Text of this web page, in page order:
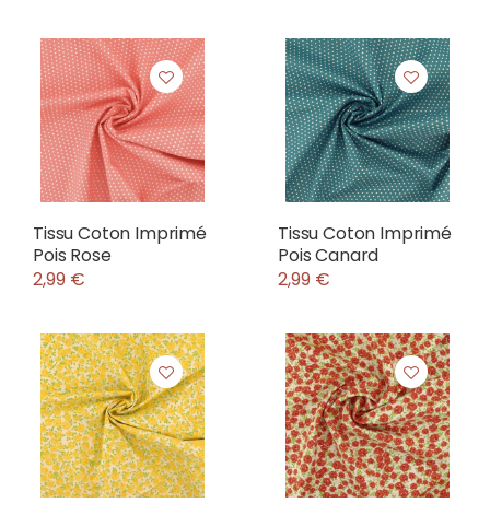
Tissu Coton Imprimé
Pois Rose
2,99 €
Tissu Coton Imprimé
Pois Canard
2,99 €